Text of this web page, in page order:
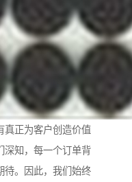
真正为客户创造价值
深知，每一个订单背
待。因此，我们始终